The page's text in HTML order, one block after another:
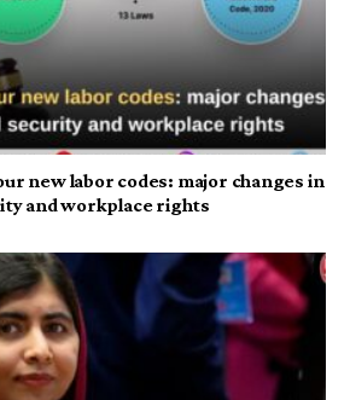
new labor codes: major changes in
and workplace rights